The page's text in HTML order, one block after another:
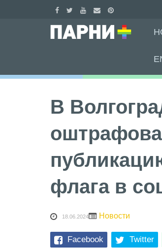
В
флага в
18.06.2024 Новости
Facebook Twitter